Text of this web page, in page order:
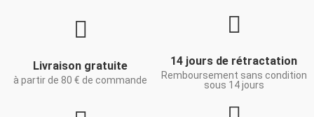
Livraison gratuite
à partir de 80 € de commande
14 jours de rétractation
Remboursement sans condition
sous 14 jours